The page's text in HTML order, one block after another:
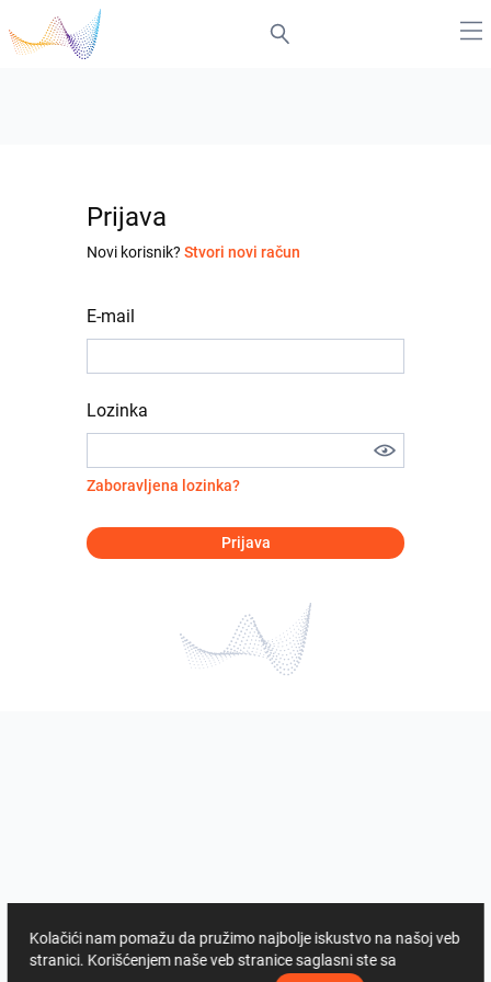
Prijava
Novi korisnik? Stvori novi račun
E-mail
Lozinka
Zaboravljena lozinka?
Prijava
Kolačići nam pomažu da pružimo najbolje iskustvo na našoj veb
stranici. Korišćenjem naše veb stranice saglasni ste sa